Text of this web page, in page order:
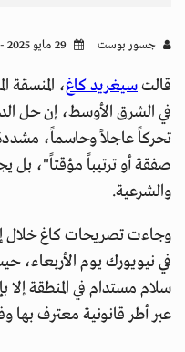
جسور بوست
قالتسيغريد كاغ، المنسقة
في الشرق الأوسط، إن حل
تحركاً عاجلاً وحاسماً،
صفقة أو ترتيباً مؤقتاً"، بل
والشرعية.
وجاءت تصريحات كاغ خلال
في نيويورك يوم
سلام مستدام في المنطقة إلا
عبر أطر قانونية معترف بها